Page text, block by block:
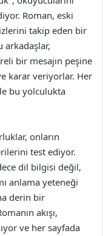
Roman, eski
takip eden bir
arkadaşlar,
bir mesajın peşine
karar veriyorlar. Her
bu yolculukta
onların
test ediyor.
dil bilgisi değil,
anlama yeteneği
derin bir
akışı,
ve her sayfada